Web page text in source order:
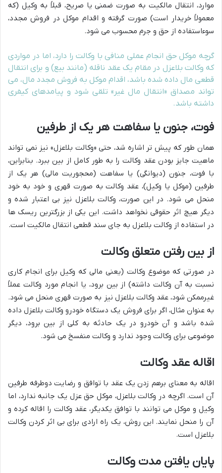
موارد، انتقال مالکیت به صورت ضمنی یا صریح، قبلاً به وکیل (که
معمولاً خریدار است) صورت گرفته و اقدام موکل در فروش مجدد،
سوءاستفاده از حق و جرم محسوب می شود.
گرچه موکل حق انجام عملی منافی با وکالت را دارد، اما در مواردی
که وکالت بلاعزل در مقام یک عقد ناقله (مانند بیع) و برای انتقال
قطعی مال داده شده باشد، اقدام موکل به فروش مجدد مال، می
تواند مصداق «انتقال مال غیر» تلقی شود و پیامدهای کیفری
داشته باشد.
فوت، جنون یا سفاهت هر یک از طرفین
همان طور که پیش تر اشاره شد، حتی «وکالت بلاعزل» نیز نمی تواند
ماهیت جایز بودن عقد وکالت را به طور کامل از بین ببرد. بنابراین،
با فوت، جنون (دیوانگی) یا سفاهت (محجوریت مالی) هر یک از
طرفین (موکل یا وکیل)، عقد وکالت به صورت قهری و خود به خود
منحل می شود. در این صورت، وکالت بلاعزل نیز بی اعتبار شده و
دیگر هیچ اثر حقوقی نخواهد داشت. این یکی از بزرگترین ریسک ها
در استفاده از وکالت بلاعزل به جای سند قطعی انتقال مالکیت است.
از بین رفتن متعلق وکالت
در صورتی که موضوع وکالت (یعنی مالی که وکیل برای انجام کاری
نسبت به آن وکالت داشته) از بین برود، یا انجام مورد وکالت عملاً
غیرممکن شود، عقد وکالت بلاعزل نیز به صورت قهری منحل می شود.
به عنوان مثال، اگر برای فروش یک دستگاه خودرو وکالت بلاعزل داده
شده باشد و آن خودرو در یک حادثه به کلی از بین برود، دیگر
موضوعی برای وکالت وجود ندارد و وکالت منفسخ می شود.
اقاله عقد وکالت
اقاله به معنای برهم زدن یک عقد با توافق و رضایت دوطرفه طرفین
آن است. اگرچه در وکالت بلاعزل، موکل حق عزل یک جانبه ندارد، اما
وکیل و موکل می توانند با توافق یکدیگر، عقد وکالت را اقاله کرده و
آن را منحل نمایند. این روش، یک راه ارادی برای بی اثر کردن وکالت
بلاعزل است.
پایان یافتن مدت وکالت